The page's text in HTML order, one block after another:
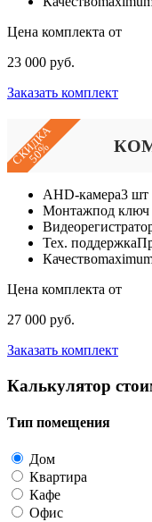
Цена комплекта от
23 000 руб.
Заказать комплект
СКИДКА
50%
AHD-камера3 шт
Монтажпод ключ
Тех. поддержка
Качество
Цена комплекта от
27 000 руб.
Заказать комплект
Калькулятор
Тип помещения
Дом
Квартира
Кафе
Офис